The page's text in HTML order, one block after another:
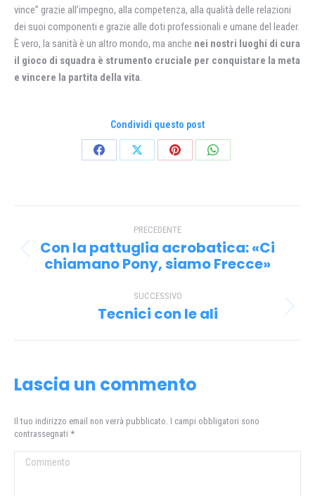
vince” grazie all’impegno, alla competenza, alla qualità delle relazioni
dei suoi componenti e grazie alle doti professionali e umane del leader.
È vero, la sanità è un altro mondo, ma anche nei nostri luoghi di cura
il gioco di squadra è strumento cruciale per conquistare la meta
e vincere la partita della vita.
Condividi questo post
CondividiCondividiCondividiCondividi
tra PRECEDENTE
Post
precedente:
Con la pattuglia acrobatica: «Ci
chiamano Pony, siamo Frecce»
SUCCESSIVO
Prossimo
Tecnici con le ali
Lascia un commento
Il tuo indirizzo email non verrà pubblicato. I campi obbligatori sono
contrassegnati *
Commento